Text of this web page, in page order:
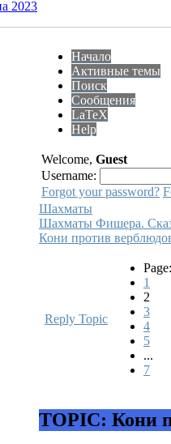
2023
Начало
Активные темы
Поиск
Сообщения
LaTeX
Help
Welcome, Guest
Username:
Forgot your password?
Шахматы
Шахматы Фишера.
Кони против
Reply Topic
Page:
1
2
3
4
5
...
7
TOPIC: Кони